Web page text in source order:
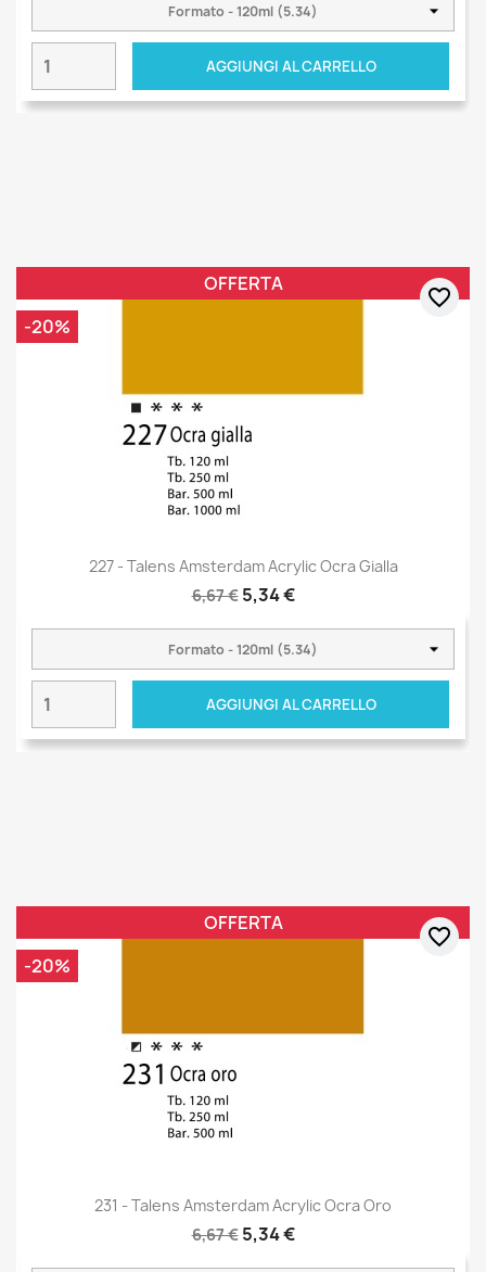
AGGIUNGI AL CARRELLO
227 - Talens Amsterdam Acrylic Ocra Gialla
6,67 € 5,34 €
AGGIUNGI AL CARRELLO
OFFERTA
-20%
favorite_border
231 - Talens Amsterdam Acrylic Ocra Oro
6,67 € 5,34 €
OFFERTA
-20%
favorite_border